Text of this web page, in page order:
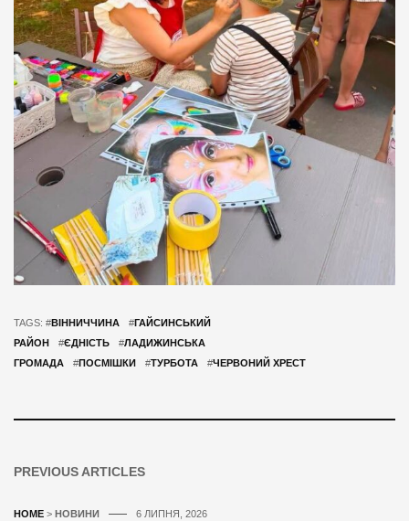
TAGS: #ВІННИЧЧИНА #ГАЙСИНСЬКИЙ
РАЙОН
#ЄДНІСТЬ #ЛАДИЖИНСЬКА
ГРОМАДА
#ПОСМІШКИ #ТУРБОТА #ЧЕРВОНИЙ ХРЕСТ
PREVIOUS ARTICLES
HOME > НОВИНИ 6 ЛИПНЯ, 2026